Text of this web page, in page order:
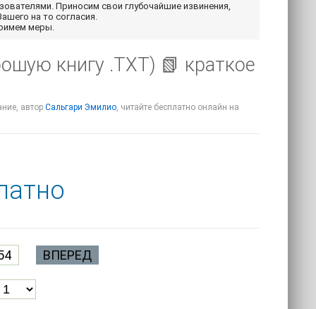
Приносим свои глубочайшие извинения,
на то согласия.
меры.
книгу .TXT) 📗 краткое
автор Сальгари Эмилио, читайте бесплатно онлайн на
ВПЕРЕД